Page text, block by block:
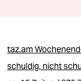
taz.am
schuldig, nicht